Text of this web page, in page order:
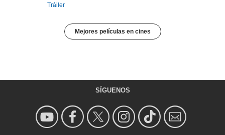
Tráiler
Mejores películas en cines
SÍGUENOS